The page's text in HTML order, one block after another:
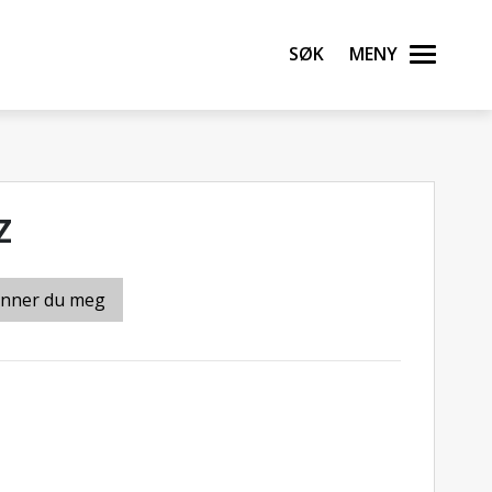
Søk Meny
du meg